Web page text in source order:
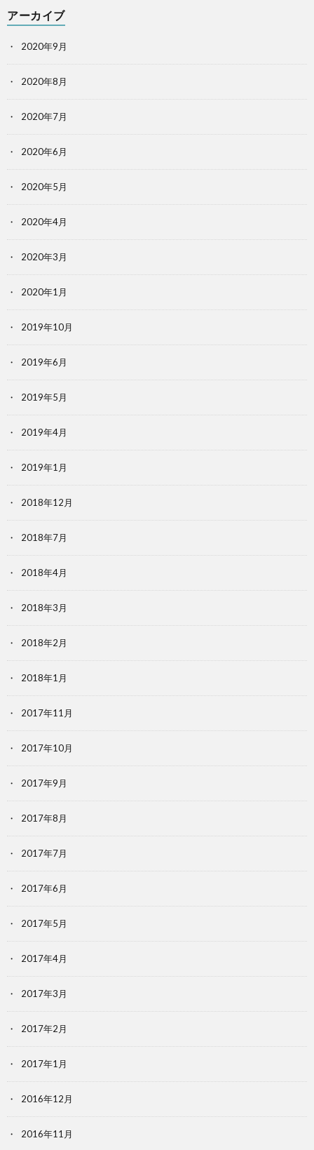
アーカイブ
2020年9月
2020年8月
2020年7月
2020年6月
2020年5月
2020年4月
2020年3月
2020年1月
2019年10月
2019年6月
2019年5月
2019年4月
2019年1月
2018年12月
2018年7月
2018年4月
2018年3月
2018年2月
2018年1月
2017年11月
2017年10月
2017年9月
2017年8月
2017年7月
2017年6月
2017年5月
2017年4月
2017年3月
2017年2月
2017年1月
2016年12月
2016年11月